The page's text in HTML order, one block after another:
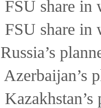
share in
share